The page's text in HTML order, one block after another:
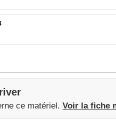
ce matériel. Voir la fiche